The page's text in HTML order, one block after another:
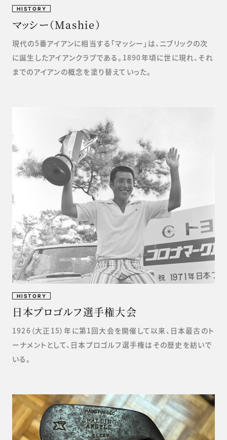
HISTORY
マッシー（Mashie）
現代の5番アイアンに相当する「マッシー」は、ニブリックの次
に誕生したアイアンクラブである。1890年頃に世に現れ、それ
までのアイアンの概念を塗り替えていった。
HISTORY
日本プロゴルフ選手権大会
1926（大正15）年に第1回大会を開催して以来、日本最古のト
ーナメントとして、日本プロゴルフ選手権はその歴史を紡いで
いる。